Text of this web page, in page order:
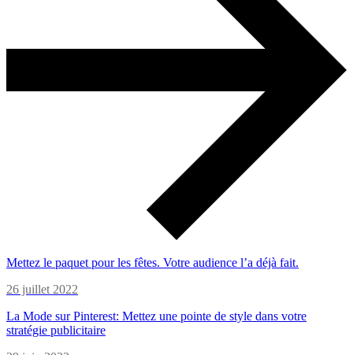
Mettez le paquet pour les fêtes. Votre audience l’a déjà fait.
26 juillet 2022
La Mode sur Pinterest: Mettez une pointe de style dans votre
stratégie publicitaire